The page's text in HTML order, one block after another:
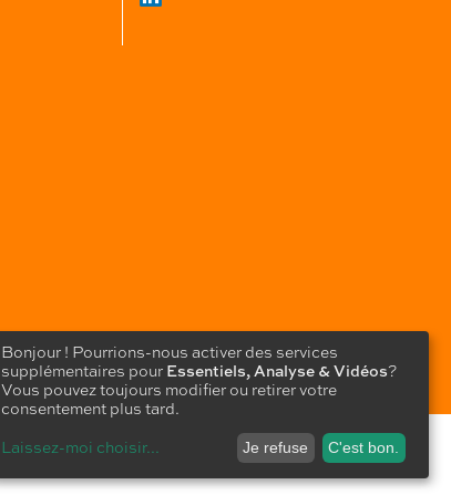
Bonjour ! Pourrions-nous activer des services
supplémentaires pour Essentiels, Analyse & Vidéos?
Vous pouvez toujours modifier ou retirer votre
consentement plus tard.
Laissez-moi choisir... Je refuse C'est bon.